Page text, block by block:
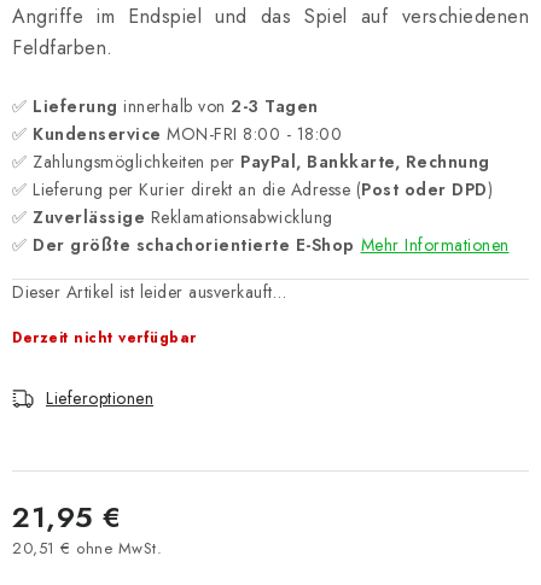
Angriffe im Endspiel und das Spiel auf verschiedenen
Feldfarben.
✅ Lieferung innerhalb von 2-3 Tagen
✅ Kundenservice MON-FRI 8:00 - 18:00
✅ Zahlungsmöglichkeiten per PayPal, Bankkarte, Rechnung
✅ Lieferung per Kurier direkt an die Adresse (Post oder DPD)
✅ Zuverlässige Reklamationsabwicklung
✅ Der größte schachorientierte E-Shop Mehr Informationen
Dieser Artikel ist leider ausverkauft…
Derzeit nicht verfügbar
Lieferoptionen
21,95 €
20,51 € ohne MwSt.